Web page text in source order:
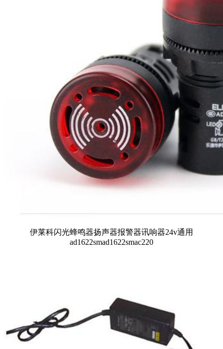
伊莱科闪光蜂鸣器扬声器报警器讯响器24v通用
ad1622smad1622smac220